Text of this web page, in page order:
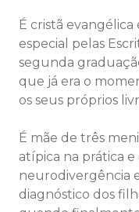
É cristã evangélica
especial pelas
segunda
que já era o
os seus próprios
É mãe de três
atípica na prática
neurodivergência
diagnóstico dos